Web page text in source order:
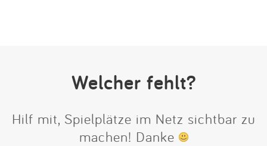
Welcher fehlt?
Hilf mit, Spielplätze im Netz sichtbar zu
machen! Danke